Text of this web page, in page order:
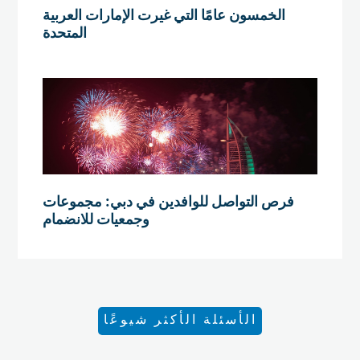
الخمسون عامًا التي غيرت الإمارات العربية
المتحدة
فرص التواصل للوافدين في دبي: مجموعات
وجمعيات للانضمام
الأسئلة الأكثر شيوعًا